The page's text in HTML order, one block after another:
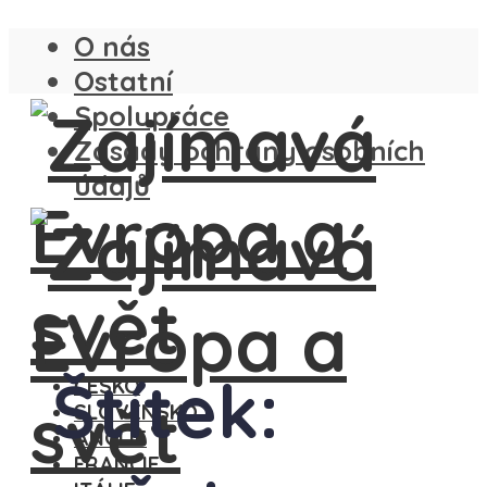
O nás
Ostatní
Spolupráce
Zásady ochrany osobních
údajů
ČESKO
SLOVENSKO
ANGLIE
FRANCIE
Štítek: